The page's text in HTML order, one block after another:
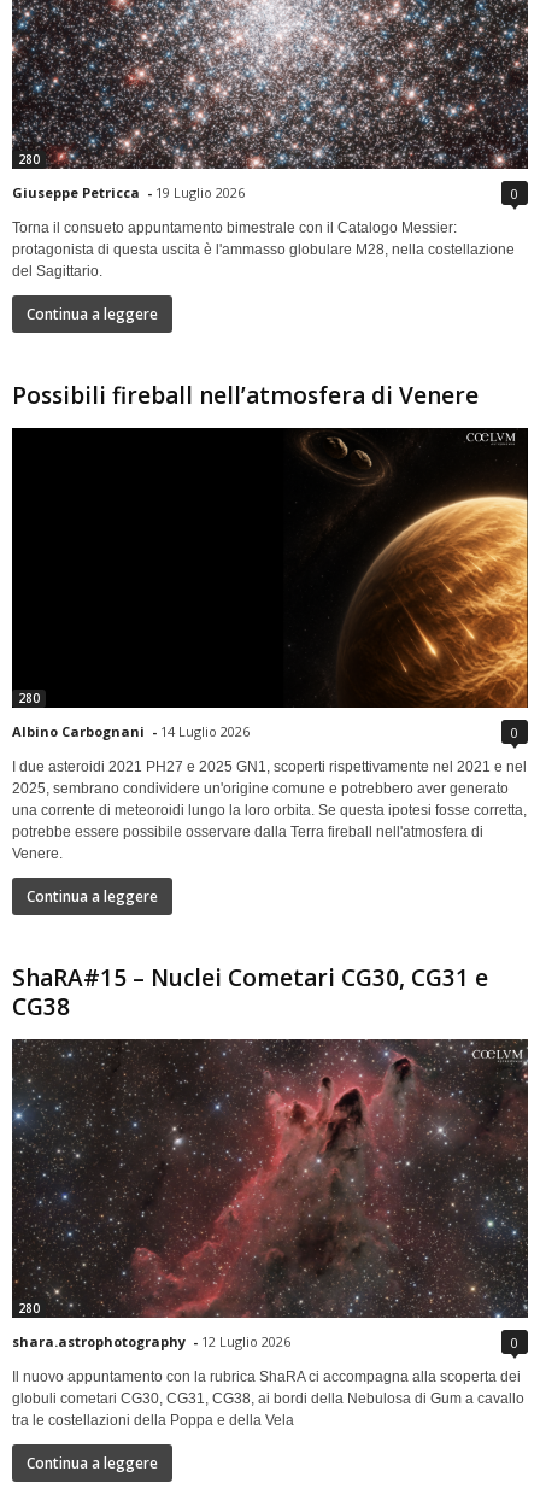
280
Giuseppe Petricca - 19 Luglio 2026 0
Torna il consueto appuntamento bimestrale con il Catalogo Messier:
protagonista di questa uscita è l'ammasso globulare M28, nella costellazione
del Sagittario.
Continua a leggere
Possibili fireball nell’atmosfera di Venere
280
Albino Carbognani - 14 Luglio 2026 0
I due asteroidi 2021 PH27 e 2025 GN1, scoperti rispettivamente nel 2021 e nel
2025, sembrano condividere un'origine comune e potrebbero aver generato
una corrente di meteoroidi lungo la loro orbita. Se questa ipotesi fosse corretta,
potrebbe essere possibile osservare dalla Terra fireball nell'atmosfera di
Venere.
Continua a leggere
ShaRA#15 – Nuclei Cometari CG30, CG31 e
CG38
280
shara.astrophotography - 12 Luglio 2026 0
Il nuovo appuntamento con la rubrica ShaRA ci accompagna alla scoperta dei
globuli cometari CG30, CG31, CG38, ai bordi della Nebulosa di Gum a cavallo
tra le costellazioni della Poppa e della Vela
Continua a leggere